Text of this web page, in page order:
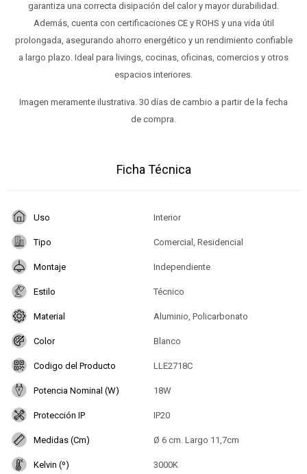
garantiza una correcta disipación del calor y mayor durabilidad.
Además, cuenta con certificaciones CE y ROHS y una vida útil
prolongada, asegurando ahorro energético y un rendimiento confiable
a largo plazo. Ideal para livings, cocinas, oficinas, comercios y otros
espacios interiores.
Imagen meramente ilustrativa. 30 días de cambio a partir de la fecha
de compra.
Ficha Técnica
Uso Interior
Tipo Comercial, Residencial
Montaje Independiente
Estilo Técnico
Material Aluminio, Policarbonato
Color Blanco
Codigo del Producto LLE2718C
Potencia Nominal (W) 18W
Protección IP IP20
Medidas (Cm) Ø 6 cm. Largo 11,7cm
Kelvin (º) 3000K